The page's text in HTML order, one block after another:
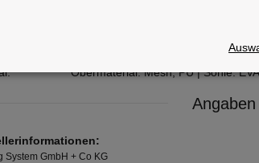
Obermaterial: Mesh, PU | Sohle:
System GmbH + Co KG